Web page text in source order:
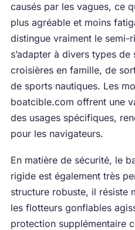
causés par les vagues, ce
plus agréable et moins
distingue vraiment le semi-
s’adapter à divers types de
croisières en famille, de
de sports nautiques. Les
boatcible.com offrent une
des usages spécifiques,
pour les navigateurs.
En matière de sécurité, le
rigide est également très
structure robuste, il résiste
les flotteurs gonflables
protection supplémentaire